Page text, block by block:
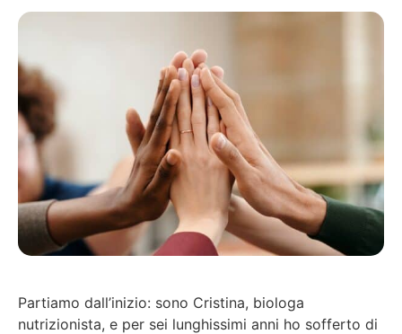
Partiamo dall’inizio: sono Cristina, biologa
nutrizionista, e per sei lunghissimi anni ho sofferto di